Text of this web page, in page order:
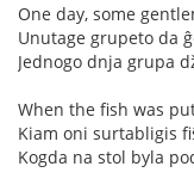
One day, some
Unutage grupeto da
Jednogo dnja grupa
When the fish was
Kiam oni surtabligis
Kogda na stol byla